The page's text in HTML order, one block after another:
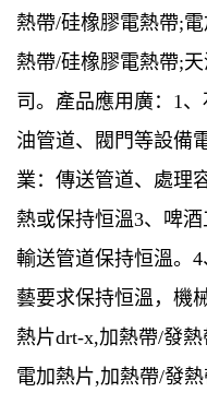
熱帶/硅橡膠電熱帶;
熱帶/硅橡膠電熱帶;
司。產品應用廣：1
油管道、閥門等設備
業：傳送管道、處理
熱或保持恒溫3、啤
輸送管道保持恒溫。
藝要求保持恒溫，機
熱片drt-x,加熱帶/發
電加熱片,加熱帶/發